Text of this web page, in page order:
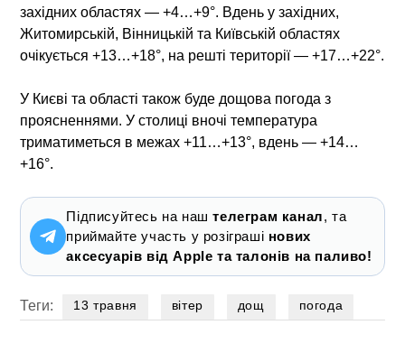
західних областях — +4…+9°. Вдень у західних,
Житомирській, Вінницькій та Київській областях
очікується +13…+18°, на решті території — +17…+22°.
У Києві та області також буде дощова погода з
проясненнями. У столиці вночі температура
триматиметься в межах +11…+13°, вдень — +14…
+16°.
Підписуйтесь на наштелеграм канал, та
приймайте участь у розіграші нових
аксесуарів від Apple та талонів на паливо!
Теги: 13 травня вітер дощ погода